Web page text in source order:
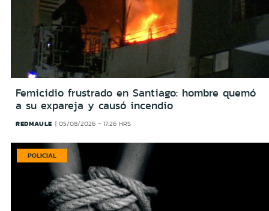
Femicidio frustrado en Santiago: hombre quemó
a su expareja y causó incendio
REDMAULE 05/08/2026 - 17:26 HRS
POLICIAL